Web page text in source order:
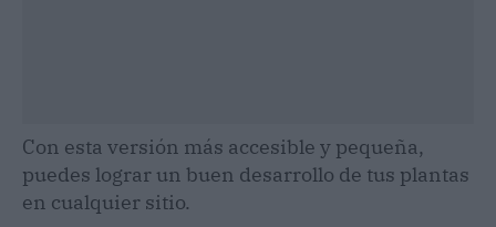
Con esta versión más accesible y pequeña,
puedes lograr un buen desarrollo de tus plantas
en cualquier sitio.